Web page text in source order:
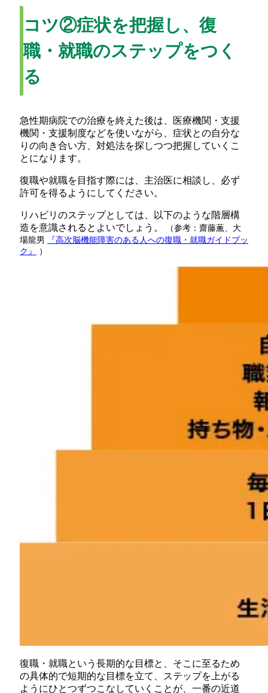
コツ②症状を把握し、復
職・就職のステップをつく
る
急性期病院での治療を終えた後は、医療機関・支援
機関・支援制度などを使いながら、症状との自分な
りの向き合い方、対処法を探しつつ把握していくこ
とになります。
復職や就職を目指す際には、主治医に相談し、必ず
許可を得るようにしてください。
リハビリのステップとしては、以下のような階層構
造を意識されるとよいでしょう。
（参考：齋藤薫、大
場龍男
『高次脳機能障害のある人への復職・就職ガイドブッ
ク』
）
復職・就職という長期的な目標と、そこに至るため
の具体的で短期的な目標を立て、ステップを上がる
ようにひとつずつこなしていくことが、一番の近道